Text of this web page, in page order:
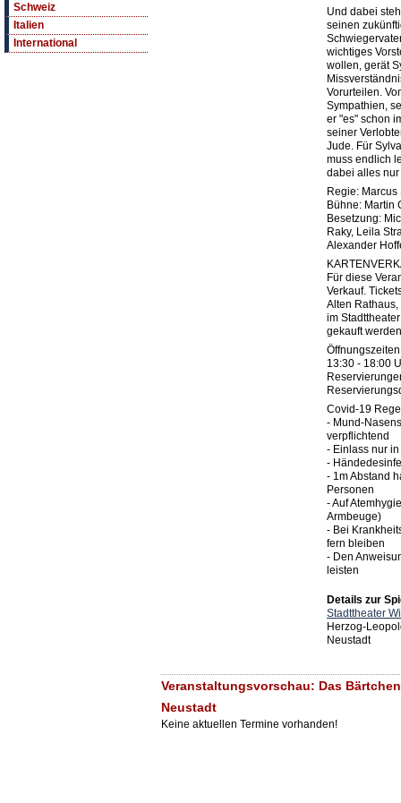
Schweiz
Italien
International
Und dabei
seinen
wichtiges
wollen, gerät
Vorurteilen.
Sympathien,
er "es" schon
seiner
Jude. Für
muss endlich
dabei alles
Regie: Marcus
Bühne: Martin
Besetzung:
Raky, Leila
Alexander
Für diese
Verkauf.
Alten
im
gekauft
13:30 - 18:00
Covid-19
- Mund-
verpflichtend
- Einlass nur
-
- 1m Abstand
Personen
- Auf
Armbeuge)
- Bei
fern bleiben
- Den
leisten
Details zur
Stadttheater
Herzog-
Neustadt
Veranstaltungsvorschau: Das
Neustadt
Keine aktuellen Termine vorhanden!